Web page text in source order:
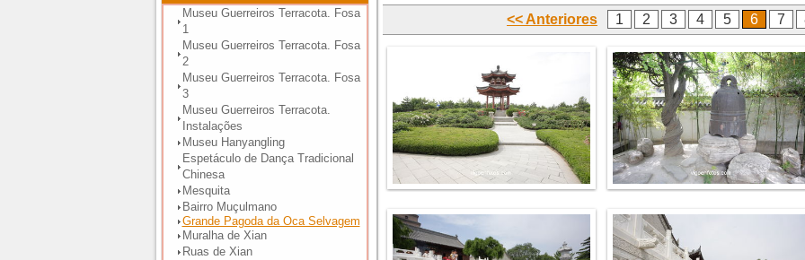
<< Anteriores 1 2 3 4 5 6 7
Museu Guerreiros Terracota. Fosa
1
Museu Guerreiros Terracota. Fosa
2
Museu Guerreiros Terracota. Fosa
3
Museu Guerreiros Terracota.
Instalações
Museu Hanyangling
Espetáculo de Dança Tradicional
Chinesa
Mesquita
Bairro Muçulmano
Grande Pagoda da Oca Selvagem
Muralha de Xian
Ruas de Xian